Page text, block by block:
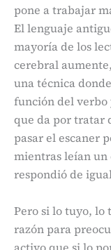
pone a trabajar
El lenguaje
mayoría de los
cerebral
una técnica
función del verbo
que da por tratar
pasar el escaner
mientras leían un
respondió de
Pero si lo tuyo, lo
razón para
activo que si lo